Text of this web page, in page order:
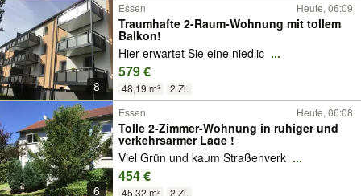
8
Essen Heute, 06:09
Traumhafte 2-Raum-Wohnung mit tollem
Balkon!
Hier erwartet Sie eine niedlic ...
579 €
48,19 m² 2 Zi.
6
Essen Heute, 06:08
Tolle 2-Zimmer-Wohnung in ruhiger und
verkehrsarmer Lage !
Viel Grün und kaum Straßenverk ...
454 €
45,32 m² 2 Zi.